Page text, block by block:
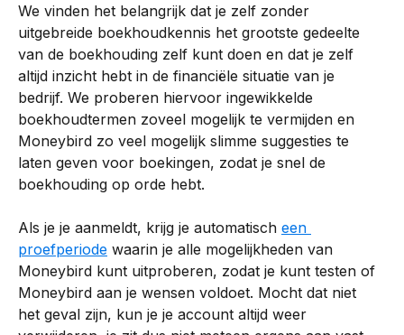
We vinden het belangrijk dat je zelf zonder
uitgebreide boekhoudkennis het grootste gedeelte
van de boekhouding zelf kunt doen en dat je zelf
altijd inzicht hebt in de financiële situatie van je
bedrijf. We proberen hiervoor ingewikkelde
boekhoudtermen zoveel mogelijk te vermijden en
Moneybird zo veel mogelijk slimme suggesties te
laten geven voor boekingen, zodat je snel de
boekhouding op orde hebt.
Als je je aanmeldt, krijg je automatisch een
proefperiode waarin je alle mogelijkheden van
Moneybird kunt uitproberen, zodat je kunt testen of
Moneybird aan je wensen voldoet. Mocht dat niet
het geval zijn, kun je je account altijd weer